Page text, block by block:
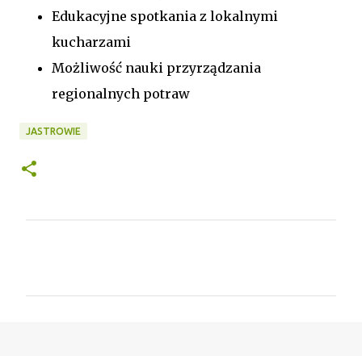
Edukacyjne spotkania z lokalnymi
kucharzami
Możliwość nauki przyrządzania
regionalnych potraw
JASTROWIE